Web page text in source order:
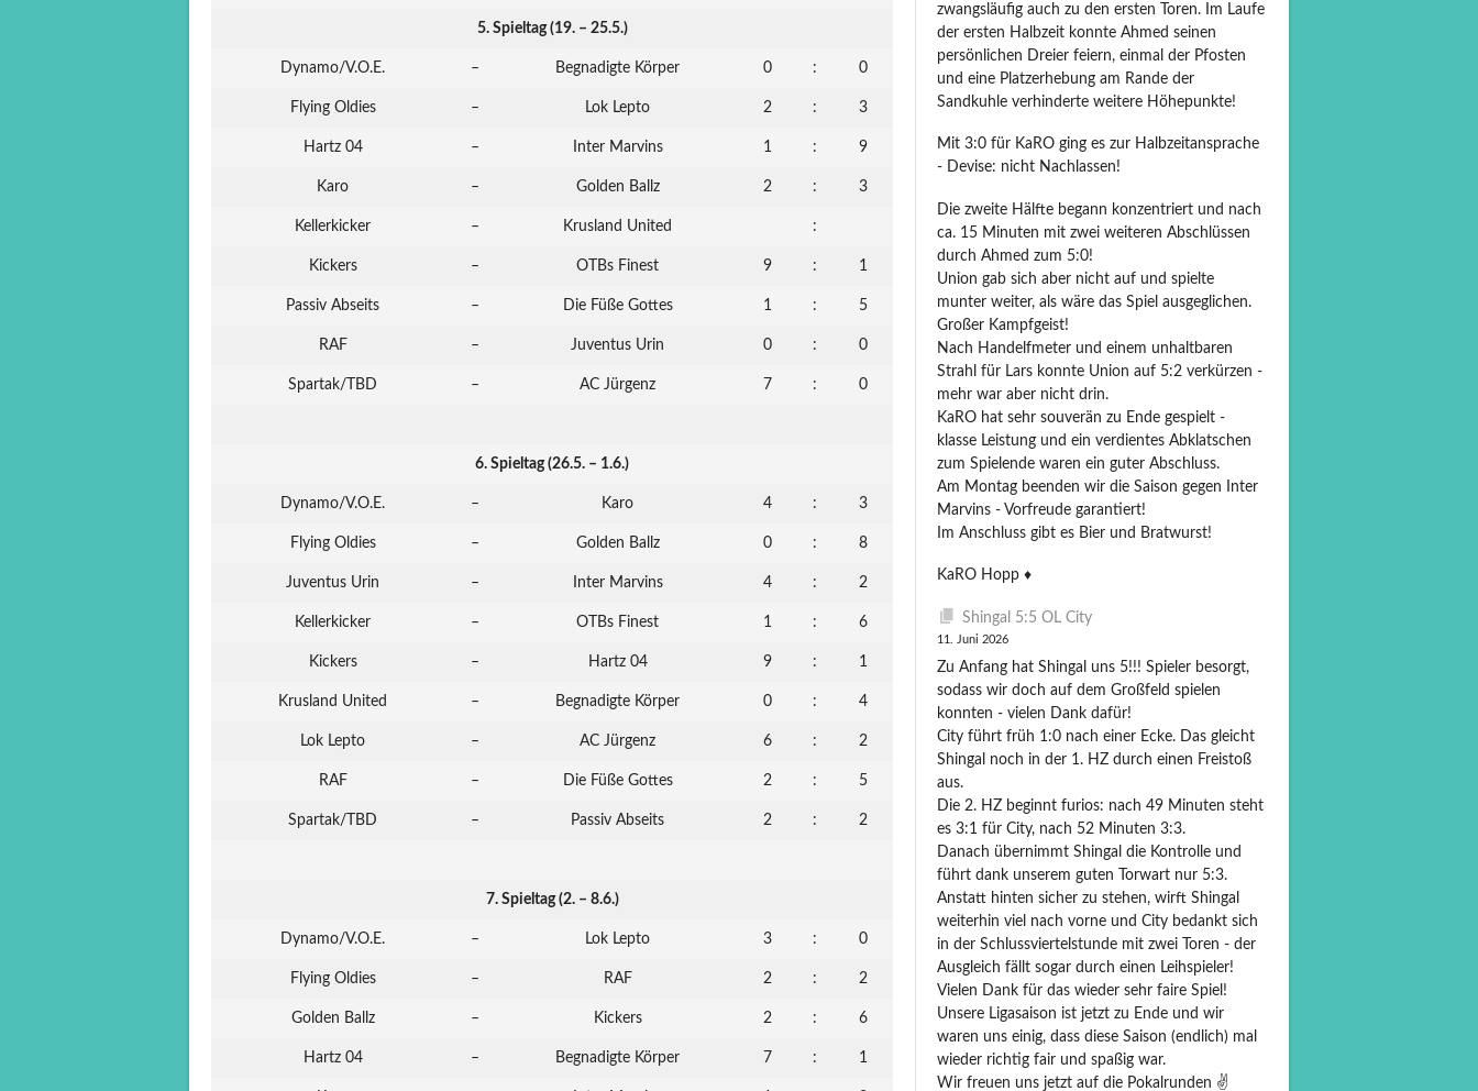
5. Spieltag (19. – 25.5.)
Dynamo/V.O.E. – Begnadigte Körper 0 : 0
Flying Oldies – Lok Lepto 2 : 3
Hartz 04 – Inter Marvins 1 : 9
Karo – Golden Ballz 2 : 3
Kellerkicker – Krusland United :
Kickers – OTBs Finest 9 : 1
Passiv Abseits – Die Füße Gottes 1 : 5
RAF – Juventus Urin 0 : 0
Spartak/TBD – AC Jürgenz 7 : 0
6. Spieltag (26.5. – 1.6.)
Dynamo/V.O.E. – Karo 4 : 3
Flying Oldies – Golden Ballz 0 : 8
Juventus Urin – Inter Marvins 4 : 2
Kellerkicker – OTBs Finest 1 : 6
Kickers – Hartz 04 9 : 1
Krusland United – Begnadigte Körper 0 : 4
Lok Lepto – AC Jürgenz 6 : 2
RAF – Die Füße Gottes 2 : 5
Spartak/TBD – Passiv Abseits 2 : 2
7. Spieltag (2. – 8.6.)
Dynamo/V.O.E. – Lok Lepto 3 : 0
Flying Oldies – RAF 2 : 2
Golden Ballz – Kickers 2 : 6
Hartz 04 – Begnadigte Körper 7 : 1
zwangsläufig auch zu den ersten Toren. Im Laufe
der ersten Halbzeit konnte Ahmed seinen
persönlichen Dreier feiern, einmal der Pfosten
und eine Platzerhebung am Rande der
Sandkuhle verhinderte weitere Höhepunkte!
Mit 3:0 für KaRO ging es zur Halbzeitansprache
- Devise: nicht Nachlassen!
Die zweite Hälfte begann konzentriert und nach
ca. 15 Minuten mit zwei weiteren Abschlüssen
durch Ahmed zum 5:0!
Union gab sich aber nicht auf und spielte
munter weiter, als wäre das Spiel ausgeglichen.
Großer Kampfgeist!
Nach Handelfmeter und einem unhaltbaren
Strahl für Lars konnte Union auf 5:2 verkürzen -
mehr war aber nicht drin.
KaRO hat sehr souverän zu Ende gespielt -
klasse Leistung und ein verdientes Abklatschen
zum Spielende waren ein guter Abschluss.
Am Montag beenden wir die Saison gegen Inter
Marvins - Vorfreude garantiert!
Im Anschluss gibt es Bier und Bratwurst!
KaRO Hopp ♦️
Shingal 5:5 OL City
11. Juni 2026
Zu Anfang hat Shingal uns 5!!! Spieler besorgt,
sodass wir doch auf dem Großfeld spielen
konnten - vielen Dank dafür!
City führt früh 1:0 nach einer Ecke. Das gleicht
Shingal noch in der 1. HZ durch einen Freistoß
aus.
Die 2. HZ beginnt furios: nach 49 Minuten steht
es 3:1 für City, nach 52 Minuten 3:3.
Danach übernimmt Shingal die Kontrolle und
führt dank unserem guten Torwart nur 5:3.
Anstatt hinten sicher zu stehen, wirft Shingal
weiterhin viel nach vorne und City bedankt sich
in der Schlussviertelstunde mit zwei Toren - der
Ausgleich fällt sogar durch einen Leihspieler!
Vielen Dank für das wieder sehr faire Spiel!
Unsere Ligasaison ist jetzt zu Ende und wir
waren uns einig, dass diese Saison (endlich) mal
wieder richtig fair und spaßig war.
Wir freuen uns jetzt auf die Pokalrunden ✌️